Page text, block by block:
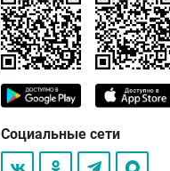
Социальные сети